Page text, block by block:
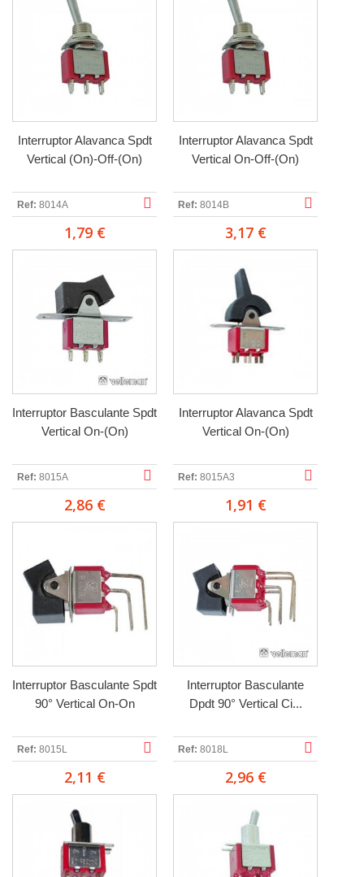
Interruptor Alavanca Spdt
Vertical (On)-Off-(On)
Ref: 8014A
1,79 €
Interruptor Alavanca Spdt
Vertical On-Off-(On)
Ref: 8014B
3,17 €
Interruptor Basculante Spdt
Vertical On-(On)
Ref: 8015A
2,86 €
Interruptor Alavanca Spdt
Vertical On-(On)
Ref: 8015A3
1,91 €
Interruptor Basculante Spdt
90° Vertical On-On
Ref: 8015L
2,11 €
Interruptor Basculante
Dpdt 90° Vertical Ci...
Ref: 8018L
2,96 €